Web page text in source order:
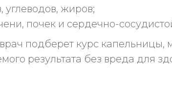
жиров;
почек и сердечно-
подберет курс
результата без вреда для